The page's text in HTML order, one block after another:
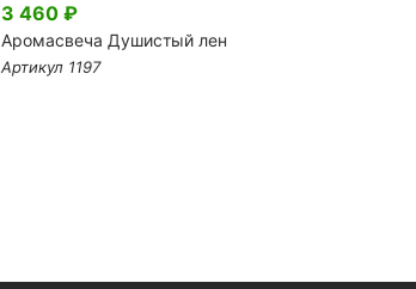
3 460 ₽
Аромасвеча Душистый лен
Артикул 1197